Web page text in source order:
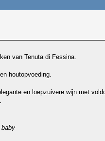
van Tenuta di Fessina.
houtopvoeding.
en loepzuivere wijn met